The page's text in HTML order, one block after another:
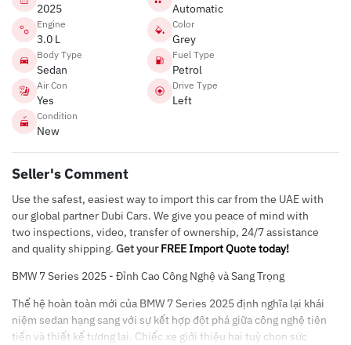
2025 Automatic
Engine
3.0 L
Color
Grey
Body Type
Sedan
Fuel Type
Petrol
Air Con
Yes
Drive Type
Left
Condition
New
Seller's Comment
Use the safest, easiest way to import this car from the UAE with
our global partner Dubi Cars. We give you peace of mind with
two inspections, video, transfer of ownership, 24/7 assistance
and quality shipping. Get yourFREE Import Quote today!
BMW 7 Series 2025 - Đỉnh Cao Công Nghệ và Sang Trọng
Thế hệ hoàn toàn mới của BMW 7 Series 2025 định nghĩa lại khái
niệm sedan hạng sang với sự kết hợp đột phá giữa công nghệ tiên
tiến và thiết kế tương lai. Chiếc xe giới thiệu hai tuỳ chọn sức